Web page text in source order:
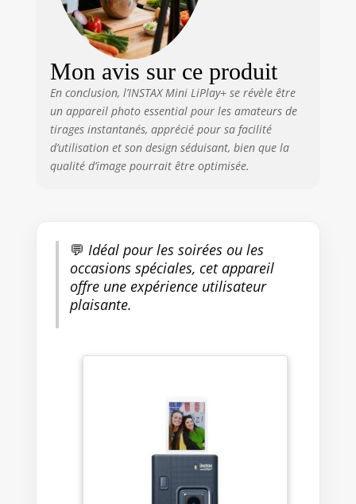
Mon avis sur ce produit
En conclusion, l’INSTAX Mini LiPlay+ se révèle être
un appareil photo essential pour les amateurs de
tirages instantanés, apprécié pour sa facilité
d’utilisation et son design séduisant, bien que la
qualité d’image pourrait être optimisée.
💬 Idéal pour les soirées ou les
occasions spéciales, cet appareil
offre une expérience utilisateur
plaisante.